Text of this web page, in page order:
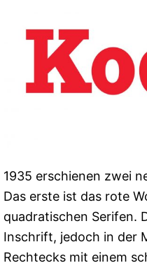
1935 erschienen zwei
Das erste ist das rote
quadratischen Serifen.
Inschrift, jedoch in der
Rechtecks ​​mit einem